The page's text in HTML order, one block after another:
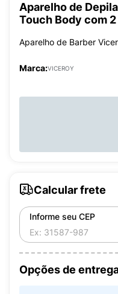
Aparelho de
Touch Body com
Aparelho de Barber
Marca:VICEROY
Calcular frete
Informe seu CEP
Opções de